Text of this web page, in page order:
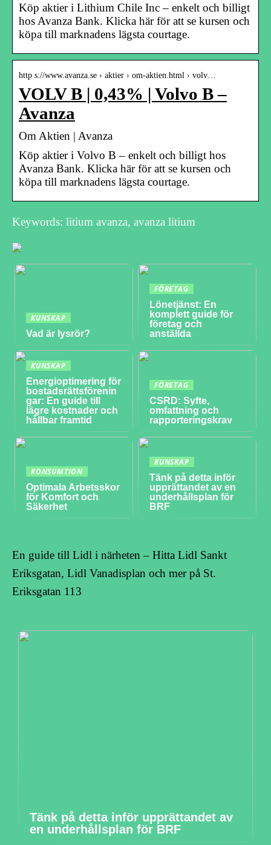
Köp aktier i Lithium Chile Inc – enkelt och billigt
hos Avanza Bank. Klicka här för att se kursen och
köpa till marknadens lägsta courtage.
http s://www.avanza.se › aktier › om-aktien.html › volv…
VOLV B | 0,43% | Volvo B –
Avanza
Om Aktien | Avanza
Köp aktier i Volvo B – enkelt och billigt hos
Avanza Bank. Klicka här för att se kursen och
köpa till marknadens lägsta courtage.
Keywords: litium avanza, avanza litium
KUNSKAP
Vad är lysrör?
FÖRETAG
Lönetjänst: En
komplett guide för
företag och
anställda
KUNSKAP
Energioptimering för
bostadsrättsförenin
gar: En guide till
lägre kostnader och
hållbar framtid
FÖRETAG
CSRD: Syfte,
omfattning och
rapporteringskrav
KONSUMTION
Optimala Arbetsskor
för Komfort och
Säkerhet
KUNSKAP
Tänk på detta inför
upprättandet av en
underhållsplan för
BRF
En guide till Lidl i närheten – Hitta Lidl Sankt
Eriksgatan, Lidl Vanadisplan och mer på St.
Eriksgatan 113
Tänk på detta inför upprättandet av
en underhållsplan för BRF